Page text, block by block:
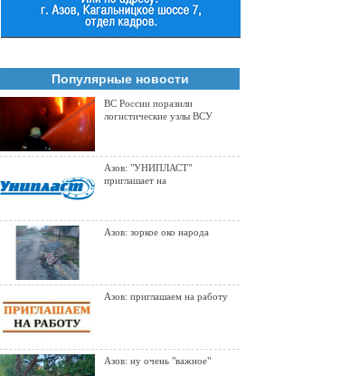
Популярные новости
ВС России поразили
логистические узлы ВСУ
Азов: "УНИПЛАСТ"
приглашает на
Азов: зоркое око народа
Азов: приглашаем на работу
Азов: ну очень "важное"